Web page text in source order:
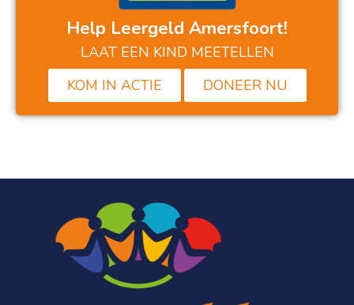
Help Leergeld Amersfoort!
LAAT EEN KIND MEETELLEN
KOM IN ACTIE
DONEER NU